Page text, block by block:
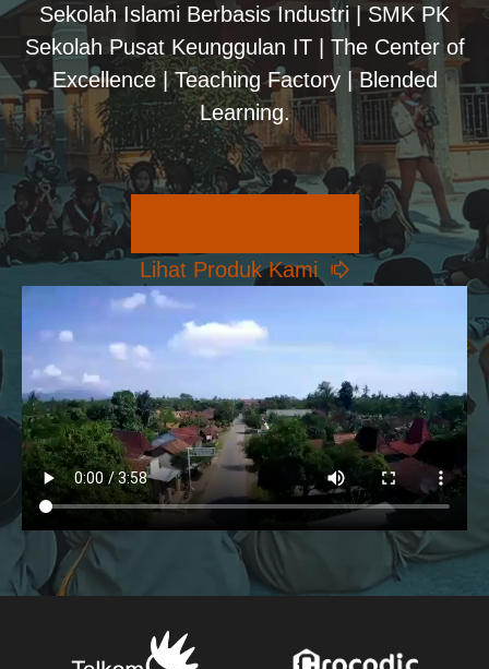
Sekolah Islami Berbasis Industri | SMK PK
Sekolah Pusat Keunggulan IT | The Center of
Excellence | Teaching Factory | Blended
Learning.
Lihat Produk Kami